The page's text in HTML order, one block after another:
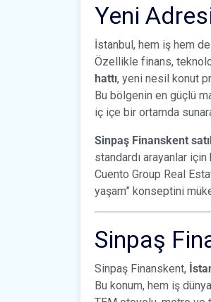
Yeni
İstanbul, hem iş hem
Özellikle finans,
hattı, yeni nesil konut
Bu bölgenin en güçlü
iç içe bir ortamda
Sinpaş Finanskent
standardı arayanlar
Cuento Group Real
yaşam” konseptini
Sinpaş
Sinpaş Finanskent,
Bu konum, hem iş